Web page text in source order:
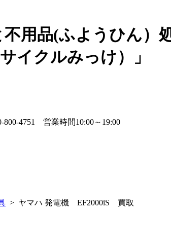
用品(ふようひん）
イクルみっけ）」
> ヤマハ 発電機 EF2000iS 買取